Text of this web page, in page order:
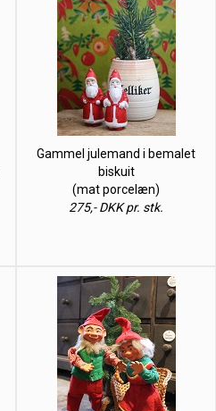
Gammel julemand i bemalet
biskuit
(mat porcelæn)
275,- DKK pr. stk.